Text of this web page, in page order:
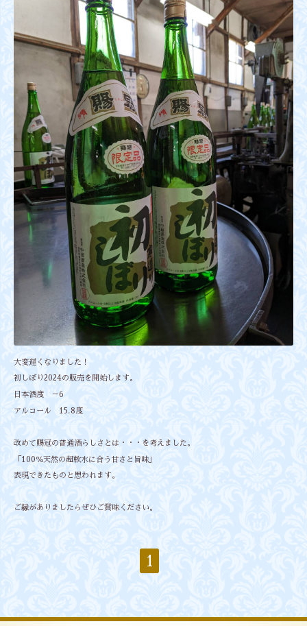
大変遅くなりました！
初しぼり2024の販売を開始します。
日本酒度 －6
アルコール 15.8度
改めて賜冠の普通酒らしさとは・・・を考えました。
「100％天然の超軟水に合う甘さと旨味」
表現できたものと思われます。
ご縁がありましたらぜひご賞味ください。
1